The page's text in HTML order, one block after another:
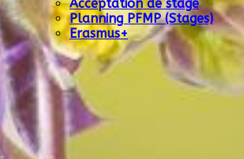
Acceptation de stage
Planning PFMP (Stages)
Erasmus+